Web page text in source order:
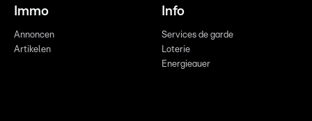
Immo
Annoncen
Artikelen
Info
Services de garde
Loterie
Energieauer